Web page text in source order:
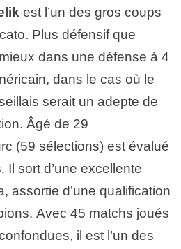
est l’un des gros coups
Plus défensif que
dans une défense à 4
dans le cas où le
serait un adepte de
Âgé de 29
(59 sélections) est évalué
Il sort d’une excellente
assortie d’une qualification
Avec 45 matchs joués
il est l’un des